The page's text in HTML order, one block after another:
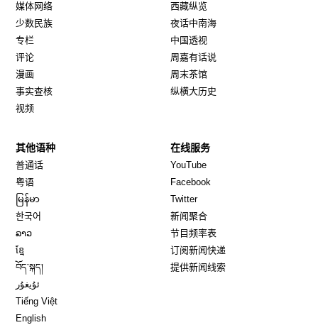
媒体网络
少数民族
专栏
评论
漫画
事实查核
视频
西藏纵览
夜话中南海
中国透视
周嘉有话说
周末茶馆
纵横大历史
其他语种
普通话
粤语
မြန်မာ
한국어
ລາວ
ខ្មែ
བོད་སྐད།
ئۇيغۇر
Tiếng Việt
English
在线服务
YouTube
Facebook
TwitterOpens in new window
新闻聚合
节目频率表
订阅新闻快递
提供新闻线索